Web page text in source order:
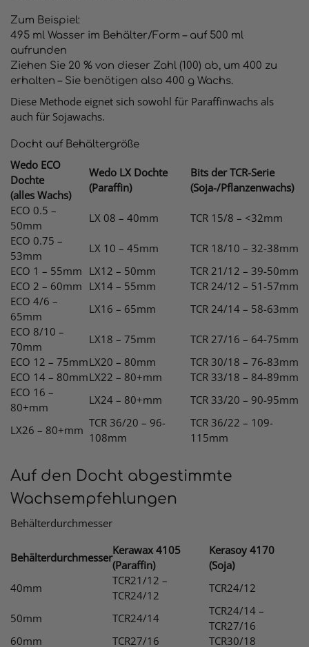
Zum Beispiel:
495 ml Wasser im Behälter/Form – auf 500 ml
aufrunden
Ziehen Sie 20 % von dieser Zahl (100) ab, um 400 zu
erhalten – Sie benötigen also 400 g Wachs.
Diese Methode eignet sich sowohl für Paraffinwachs als
auch für Sojawachs.
Docht auf Behältergröße
Wedo ECO
Dochte
(alles Wachs)
Wedo LX Dochte
(Paraffin)
Bits der TCR-Serie
(Soja-/Pflanzenwachs)
ECO 0.5 –
50mm
LX 08 – 40mm
TCR 15/8 – <32mm
ECO 0.75 –
53mm
LX 10 – 45mm
TCR 18/10 – 32-38mm
ECO 1 – 55mm LX12 – 50mm
TCR 21/12 – 39-50mm
ECO 2 – 60mm LX14 – 55mm
TCR 24/12 – 51-57mm
ECO 4/6 –
65mm
LX16 – 65mm
TCR 24/14 – 58-63mm
ECO 8/10 –
70mm
LX18 – 75mm
TCR 27/16 – 64-75mm
ECO 12 – 75mmLX20 – 80mm
TCR 30/18 – 76-83mm
ECO 14 – 80mmLX22 – 80+mm
TCR 33/18 – 84-89mm
ECO 16 –
80+mm
LX24 – 80+mm TCR 33/20 – 90-95mm
LX26 – 80+mm
TCR 36/20 – 96-
108mm
TCR 36/22 – 109-
115mm
Auf den Docht abgestimmte
Wachsempfehlungen
Behälterdurchmesser
Behälterdurchmesser
Kerawax 4105
(Paraffin)
Kerasoy 4170
(Soja)
40mm
TCR21/12 –
TCR24/12
TCR24/12
50mm TCR24/14
TCR24/14 –
TCR27/16
60mm
TCR27/16
TCR30/18